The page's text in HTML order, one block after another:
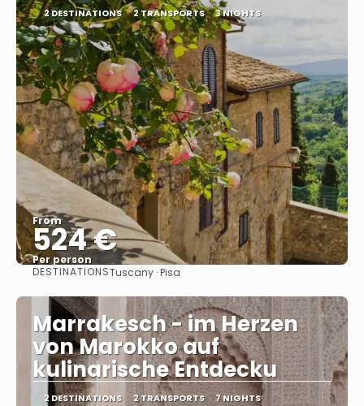
2 DESTINATIONS 2 TRANSPORTS 3 NIGHTS
From
524 €
Per person
See
DESTINATIONSTuscany · Pisa
Marrakesch - im Herzen
von Marokko auf
kulinarische Entdecku
2 DESTINATIONS 2 TRANSPORTS 7 NIGHTS